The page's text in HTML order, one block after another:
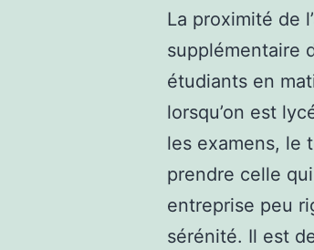
La proximité de
supplémentaire
étudiants en
lorsqu’on est
les examens, le
prendre celle qui
entreprise peu
sérénité. Il est